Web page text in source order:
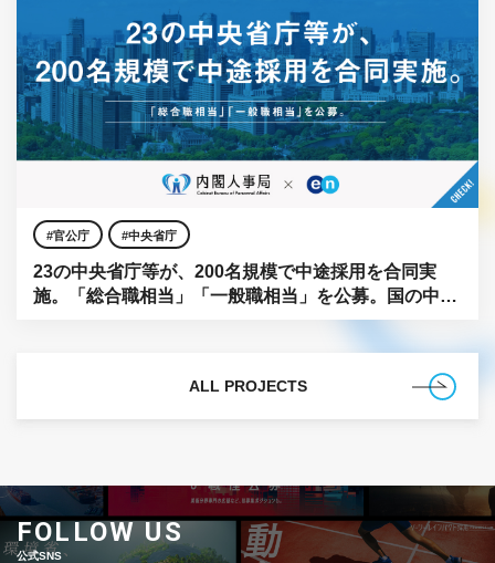
官公庁 中央省庁
23の中央省庁等が、200名規模で中途採用を合同実
施。「総合職相当」「一般職相当」を公募。国の中枢
ALL PROJECTS
FOLLOW US
公式SNS